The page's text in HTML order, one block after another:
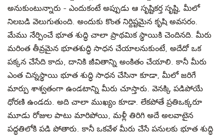
అనుకుంటున్నారు - ఎందుకంటే అప్పుడు ఆ సృష్టికర్త సృష్టి, మీలో
నిలబడి వెలుగుతుంది. అందుకు కొంత నిర్దిష్టమైన కృషి అవసరం.
మేము నేర్పించే భూత శుద్ధి చాలా ప్రాథమిక స్థాయికి చెందినది. మీరు
మరింత తీవ్రమైన భూతశుద్ధి సాధన చేయాలనుకుంటే, అదేదో ఒక
పక్కన చేసేది కాదు, దానికి జీవితాన్ని అంకితం చేయాలి. కానీ మీరు
ఎంత చిన్నస్థాయి భూత శుద్ధి సాధన చేసినా కూడా, మీలో జరిగే
మార్పు శాశ్వతంగా ఉండటాన్ని మీరు చూస్తారు. వెనక్కి పడిపోయే
ధోరణి ఉండదు. అది చాలా ముఖ్యం కూడా. లేకపోతే ప్రతిఒక్కరూ
మూడు రోజుల పాటు మారిపోయి, మళ్లీ తిరిగి అదే అలవాటైన
పద్ధతిలోకి పడి పోతారు. కానీ ఒకవేళ మీరు చేసే పనులకు భూత శుద్ధి